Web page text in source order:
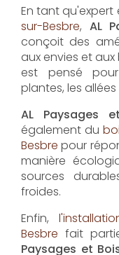
AL Paysages
service d'
pour maintenir
état toute
assurent la
pour un jardin
En tant
sur-Besbre,AL
conçoit des
aux envies et
est pensé pour
plantes, les